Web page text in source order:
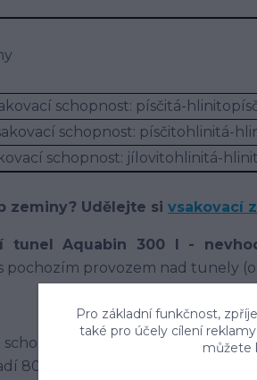
schopnost: písčitá-
schopnost: písčitohlinitá-
schopnost: jílovitohlinitá-
zeminy? Udělejte si vsakovací
tunel Aquabin 300 l -
pochozím provozem nad tunely
schopnost pojmout přívalovou
800 kg štěrku a 37 m
Pro základní funkčnost,
také pro účely cílení
můžete